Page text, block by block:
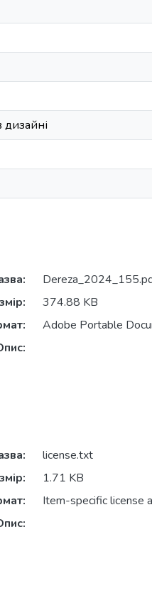
дизайні
374.88 KB
Adobe Portable
license.txt
1.71 KB
Item-specific license